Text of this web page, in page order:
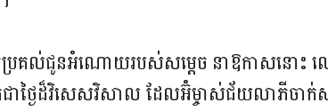
ធីប្រគល់ជូនអំណោយរបស់សម្តេច នាឱកាសនោះ
គឺជាថ្ងៃដ៏វិសេសវិសាល ដែលអ៊ំម្ចាស់ជ័យលាភីចា